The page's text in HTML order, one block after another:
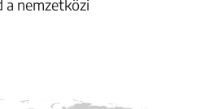
a nemzetközi